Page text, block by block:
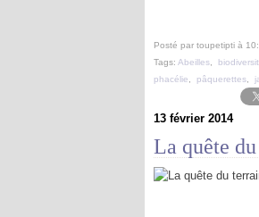
Posté par toupetipti à
Tags: Abeilles
phacélie
pâquerettes
13 février 2014
La quête